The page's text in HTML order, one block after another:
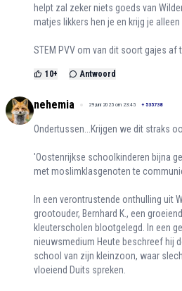
helpt zal zeker niets goeds van
matjes likkers hen je en krijg je
STEM PVV om van dit soort gajes af
10+ Antwoord
nehemia 29 juni 2025 om 23:45 + 535738
Ondertussen...Krijgen we dit straks
'Oostenrijkse schoolkinderen bijna
met moslimklasgenoten te
In een verontrustende onthulling uit
grootouder, Bernhard K., een
kleuterscholen blootgelegd. In een
nieuwsmedium Heute beschreef hij
school van zijn kleinzoon, waar
vloeiend Duits spreken.